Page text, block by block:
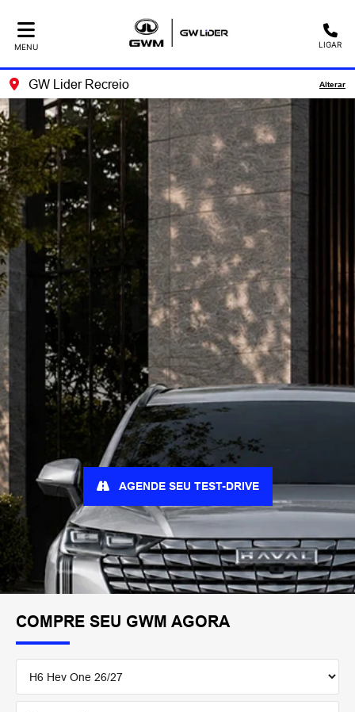
MENU LIGAR
GW Lider Recreio Alterar
COMPRE SEU GWM AGORA
AGENDE SEU TEST-DRIVE